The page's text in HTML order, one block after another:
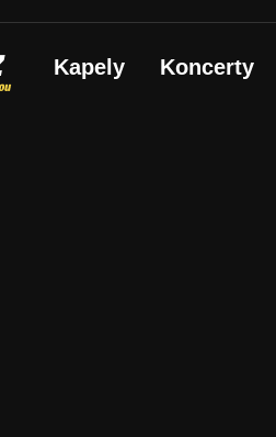
Kapely Koncerty